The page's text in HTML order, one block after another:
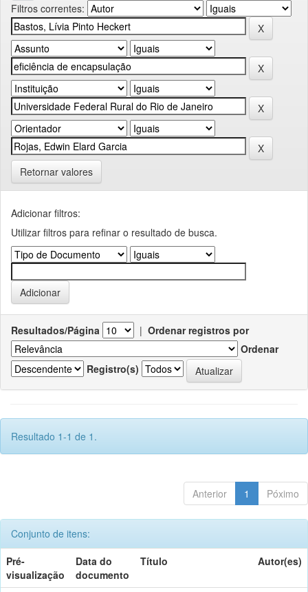
Filtros correntes:
Retornar valores
Adicionar filtros:
Utilizar filtros para refinar o resultado de busca.
Resultados/Página | Ordenar registros por
Ordenar
Registro(s)
Resultado 1-1 de 1.
Anterior 1 Póximo
Conjunto de itens:
Pré-
visualização
Data do
documento
Título Autor(es)